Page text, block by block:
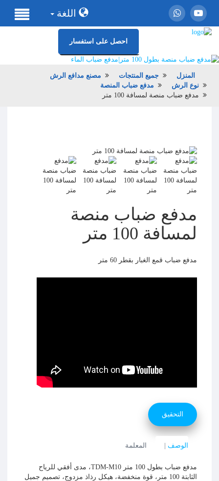
احصل على استفسار
المنزل جميع المنتجات
مصنع مدافع الرش
نوع الرش
مدفع ضباب المنصة
مدفع ضباب منصة لمسافة 100 متر
مدفع ضباب منصة
لمسافة 100 متر
مدفع ضباب قمع الغبار بقطر 60 متر
التحقيق
الوصف المعلمة
مدفع ضباب بطول 100 متر TDM-M10، مدى أفقي للرياح
الثابتة 100 متر، قوة منخفضة، هيكل رذاذ مزدوج، تصميم جميل